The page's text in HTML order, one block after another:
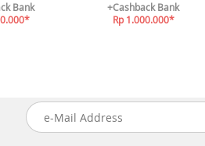
Bank
+Cashback Bank
Rp 1.000.000*